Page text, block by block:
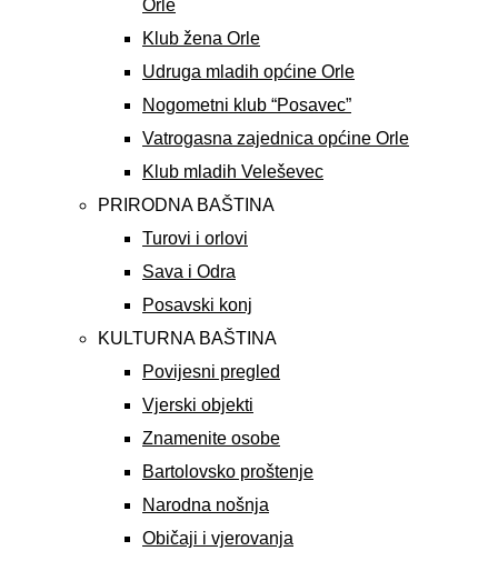
Orle
Klub žena Orle
Udruga mladih općine Orle
Nogometni klub “Posavec”
Vatrogasna zajednica općine Orle
Klub mladih Veleševec
PRIRODNA BAŠTINA
Turovi i orlovi
Sava i Odra
Posavski konj
KULTURNA BAŠTINA
Povijesni pregled
Vjerski objekti
Znamenite osobe
Bartolovsko proštenje
Narodna nošnja
Običaji i vjerovanja